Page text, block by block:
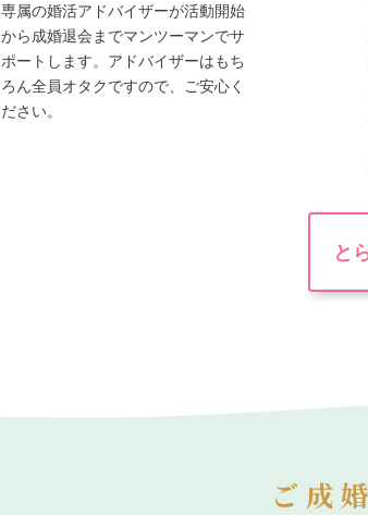
専属の婚活アドバイザーが活動開始
から成婚退会までマンツーマンでサ
ポートします。アドバイザーはもち
ろん全員オタクですので、ご安心く
ださい。
と
ご成